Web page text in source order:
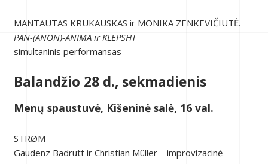
MANTAUTAS KRUKAUSKAS ir MONIKA ZENKEVIČIŪTĖ.
PAN-(ANON)-ANIMA ir KLEPSHT
simultaninis performansas
Balandžio 28 d., sekmadienis
Menų spaustuvė, Kišeninė salė, 16 val.
STRØM
Gaudenz Badrutt ir Christian Müller – improvizacinė